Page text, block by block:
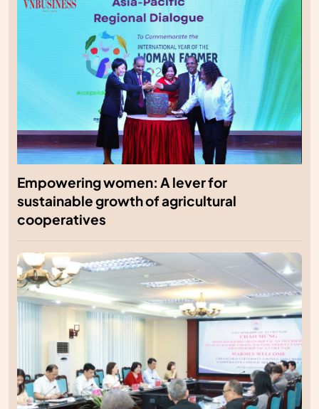
Empowering women: A lever for
sustainable growth of agricultural
cooperatives